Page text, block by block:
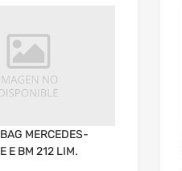
MERCEDES-
E BM 212 LIM.